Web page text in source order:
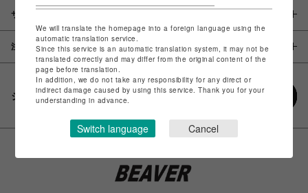
サイズ
注意事項
シェアする
We will translate the homepage into a foreign language using the
automatic translation service.
Since this service is an automatic translation system, it may not be
translated correctly and may differ from the original content of the
page before translation.
In addition, we do not take any responsibility for any direct or
indirect damage caused by using this service. Thank you for your
understanding in advance.
Switch language Cancel